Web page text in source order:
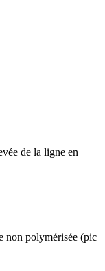
de la ligne en
non polymérisée (pic